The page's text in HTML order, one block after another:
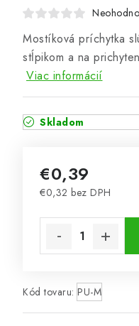
Mostíková príchytka
stĺpikom a na
Viac informácií
Skladom
€0,39
€0,32 bez DPH
Kód tovaru: PU-M